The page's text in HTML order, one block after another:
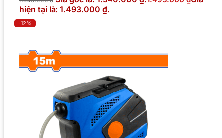
hiện tại là: 1.493.000 ₫.
-12%